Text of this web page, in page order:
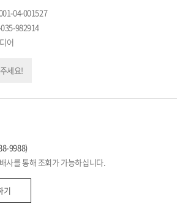
04-001527
982914
어
세요!
9988)
사를 통해 조회가 가능하십니다.
기